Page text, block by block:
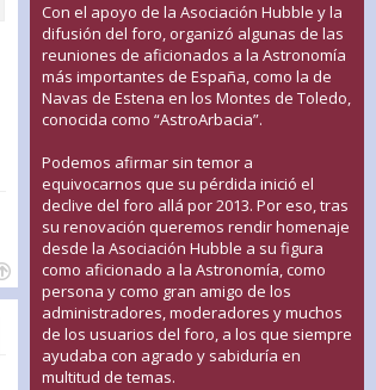
Con el apoyo de la Asociación Hubble y la
difusión del foro, organizó algunas de las
reuniones de aficionados a la Astronomía
más importantes de España, como la de
Navas de Estena en los Montes de Toledo,
conocida como “AstroArbacia”.
Podemos afirmar sin temor a
equivocarnos que su pérdida inició el
declive del foro allá por 2013. Por eso, tras
su renovación queremos rendir homenaje
desde la Asociación Hubble a su figura
como aficionado a la Astronomía, como
persona y como gran amigo de los
administradores, moderadores y muchos
de los usuarios del foro, a los que siempre
ayudaba con agrado y sabiduría en
multitud de temas.